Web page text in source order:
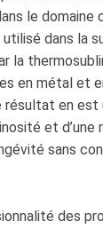
le domaine
dans la
la
en métal et
en est
et d’une
sans
des